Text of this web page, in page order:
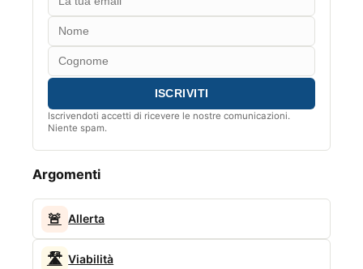
Iscrivendoti accetti di ricevere le nostre comunicazioni.
Niente spam.
Argomenti
🚨 Allerta
🛣️ Viabilità